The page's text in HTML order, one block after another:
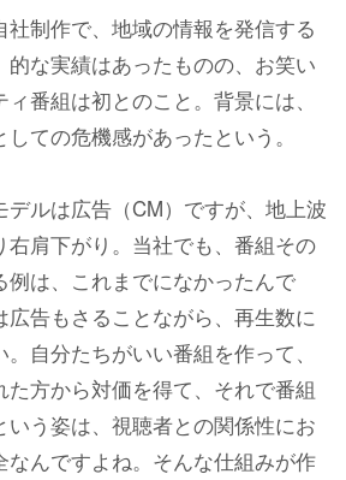
制作で、地域の情報を発信する
的な実績はあったものの、お笑い
番組は初とのこと。背景には、
ての危機感があったという。
デルは広告（CM）ですが、地上波
右肩下がり。当社でも、番組その
例は、これまでになかったんで
告もさることながら、再生数に
自分たちがいい番組を作って、
た方から対価を得て、それで番組
いう姿は、視聴者との関係性にお
なんですよね。そんな仕組みが作